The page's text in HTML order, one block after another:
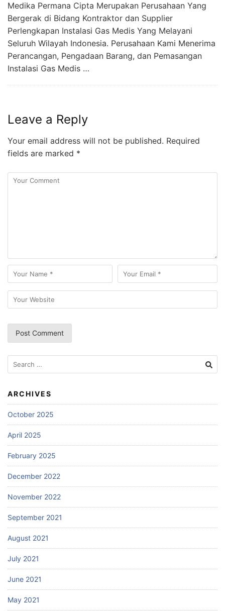
Medika Permana Cipta Merupakan Perusahaan Yang
Bergerak di Bidang Kontraktor dan Supplier
Perlengkapan Instalasi Gas Medis Yang Melayani
Seluruh Wilayah Indonesia. Perusahaan Kami Menerima
Perancangan, Pengadaan Barang, dan Pemasangan
Instalasi Gas Medis …
Leave a Reply
Your email address will not be published. Required
fields are marked *
Search
for:
ARCHIVES
October 2025
April 2025
February 2025
December 2022
November 2022
September 2021
August 2021
July 2021
June 2021
May 2021